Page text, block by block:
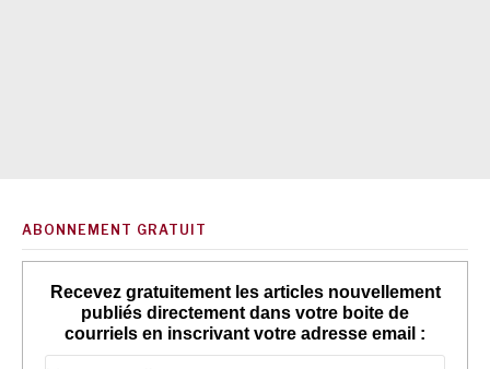
ABONNEMENT GRATUIT
Recevez gratuitement les articles nouvellement
publiés directement dans votre boite de
courriels en inscrivant votre adresse email :